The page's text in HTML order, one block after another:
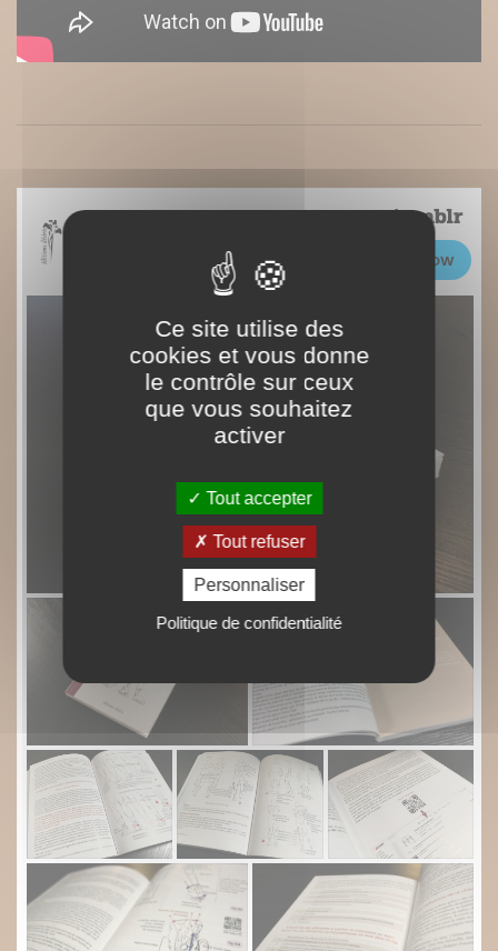
Ce site utilise des
cookies et vous donne
le contrôle sur ceux
que vous souhaitez
activer
Tout accepter
Tout refuser
Personnaliser
Politique de confidentialité